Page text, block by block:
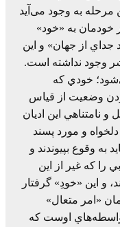
مرحله به وجود می‌آيد
خودمان به «خود»
جداي از جهان» و اين
وجود نداشته است.
خودي که
وضعيت از قياس
نامتناهي اين اديان
و مورد پسند
به وقوع بپيوندند و
را که غير از اين
و اين «خودِ» گرفتار
«امر متعال»
اوست که